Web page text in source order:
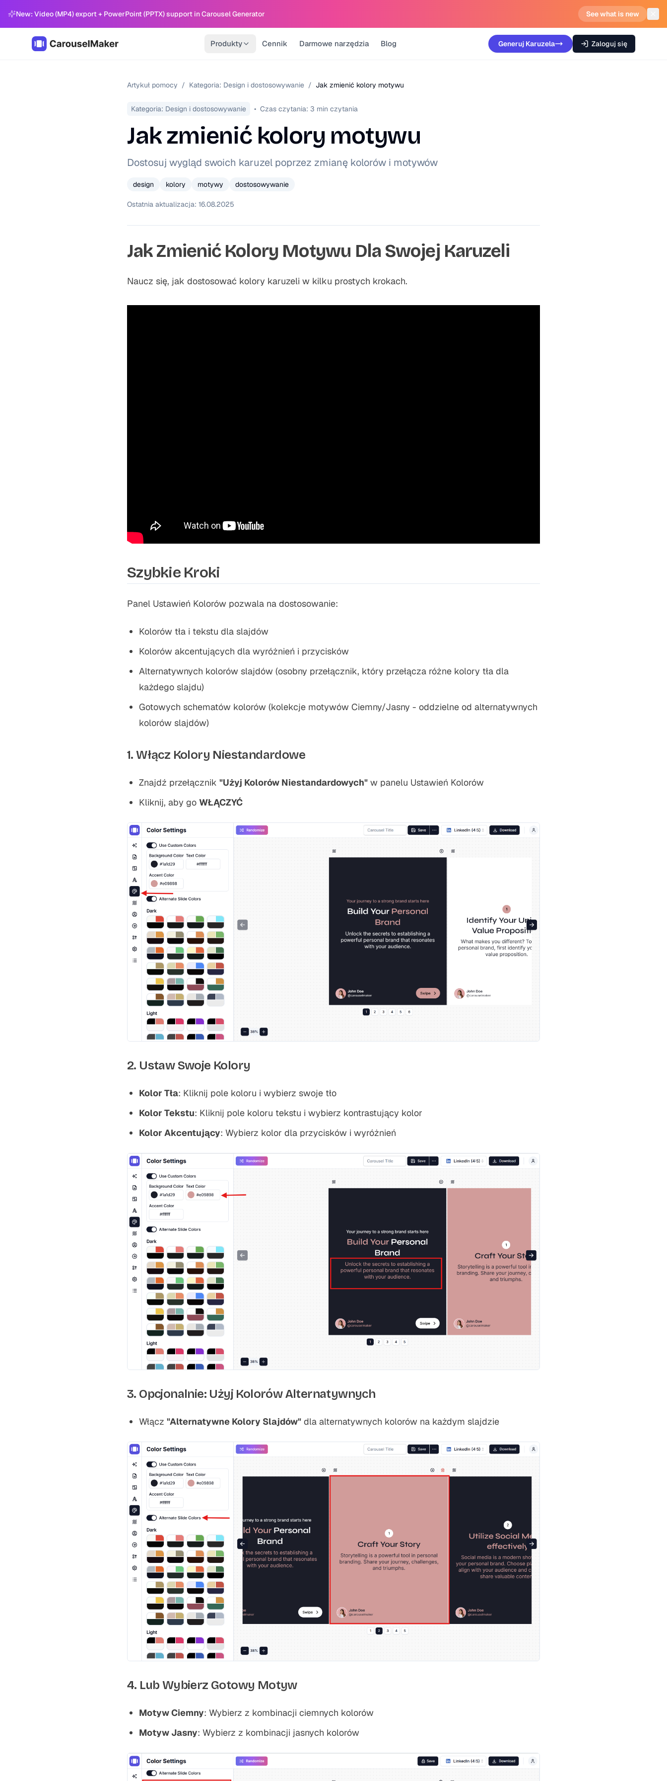
New: Video (MP4) export + PowerPoint (PPTX) support in Carousel Generator See what is new
Produkty Cennik Darmowe narzędzia Blog Generuj Karuzela Zaloguj się
Artykuł pomocy / Kategoria: Design i dostosowywanie / Jak zmienić kolory motywu
Kategoria: Design i dostosowywanie • Czas czytania: 3 min czytania
Jak zmienić kolory motywu
Dostosuj wygląd swoich karuzel poprzez zmianę kolorów i motywów
design kolory motywy dostosowywanie
Ostatnia aktualizacja: 16.08.2025
Jak Zmienić Kolory Motywu Dla Swojej Karuzeli
Naucz się, jak dostosować kolory karuzeli w kilku prostych krokach.
Szybkie Kroki
Panel Ustawień Kolorów pozwala na dostosowanie:
Kolorów tła i tekstu dla slajdów
Kolorów akcentujących dla wyróżnień i przycisków
Alternatywnych kolorów slajdów (osobny przełącznik, który przełącza różne kolory tła dla
każdego slajdu)
Gotowych schematów kolorów (kolekcje motywów Ciemny/Jasny - oddzielne od alternatywnych
kolorów slajdów)
1. Włącz Kolory Niestandardowe
Znajdź przełącznik "Użyj Kolorów Niestandardowych" w panelu Ustawień Kolorów
Kliknij, aby go WŁĄCZYĆ
2. Ustaw Swoje Kolory
Kolor Tła: Kliknij pole koloru i wybierz swoje tło
Kolor Tekstu: Kliknij pole koloru tekstu i wybierz kontrastujący kolor
Kolor Akcentujący: Wybierz kolor dla przycisków i wyróżnień
3. Opcjonalnie: Użyj Kolorów Alternatywnych
Włącz "Alternatywne Kolory Slajdów" dla alternatywnych kolorów na każdym slajdzie
4. Lub Wybierz Gotowy Motyw
Motyw Ciemny: Wybierz z kombinacji ciemnych kolorów
Motyw Jasny: Wybierz z kombinacji jasnych kolorów